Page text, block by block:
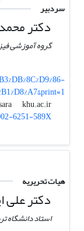
سردبیر
دکتر
گروه آموزشی
majlesara
khu.ac.ir
6251-589X
هیات تحریریه
دکتر علی
استاد